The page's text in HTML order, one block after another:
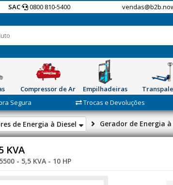
SAC 0800 810-5400
Compressor de Ar Empilhadeiras
Segura Trocas e Devoluções
de Energia à Diesel Gerador de Energia à
KVA
- 5,5 KVA - 10 HP